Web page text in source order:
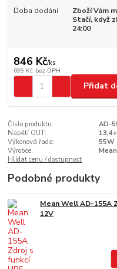
Doba dodání
Zboží Vám
Stačí, když
24:00
846 Kč/ks
699 Kč bez DPH
Přidat
Číslo produktu:
AD-
Napětí OUT:
Výkonová řada:
55W
Výrobce:
Hlídat cenu / dostupnost
Podobné produkty
Mean Well AD-155A
12V